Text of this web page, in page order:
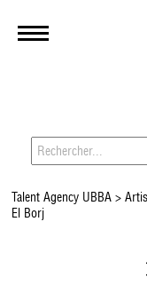
Talent Agency UBBA>
El Borj